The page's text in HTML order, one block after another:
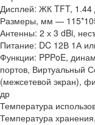
Дисплей: ЖК TFT, 1.44
Размеры, мм —
Антенны: 2 х 3 dBi,
Питание: DC 12В 1А
Функции: PPPoE,
портов, Виртуальный
(межсетевой экран),
др
Температура
Температура